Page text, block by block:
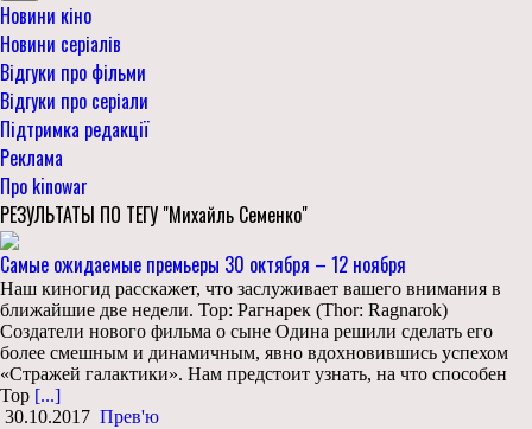
Новини кіно
Новини серіалів
Відгуки про фільми
Відгуки про серіали
Підтримка редакції
Реклама
Про kinowar
РЕЗУЛЬТАТЫ ПО ТЕГУ "Михайль Семенко"
Самые ожидаемые премьеры 30 октября – 12 ноября
Наш киногид расскажет, что заслуживает вашего внимания в
ближайшие две недели. Тор: Рагнарек (Thor: Ragnarok)
Создатели нового фильма о сыне Одина решили сделать его
более смешным и динамичным, явно вдохновившись успехом
«Стражей галактики». Нам предстоит узнать, на что способен
Тор [...]
30.10.2017 Прев'ю